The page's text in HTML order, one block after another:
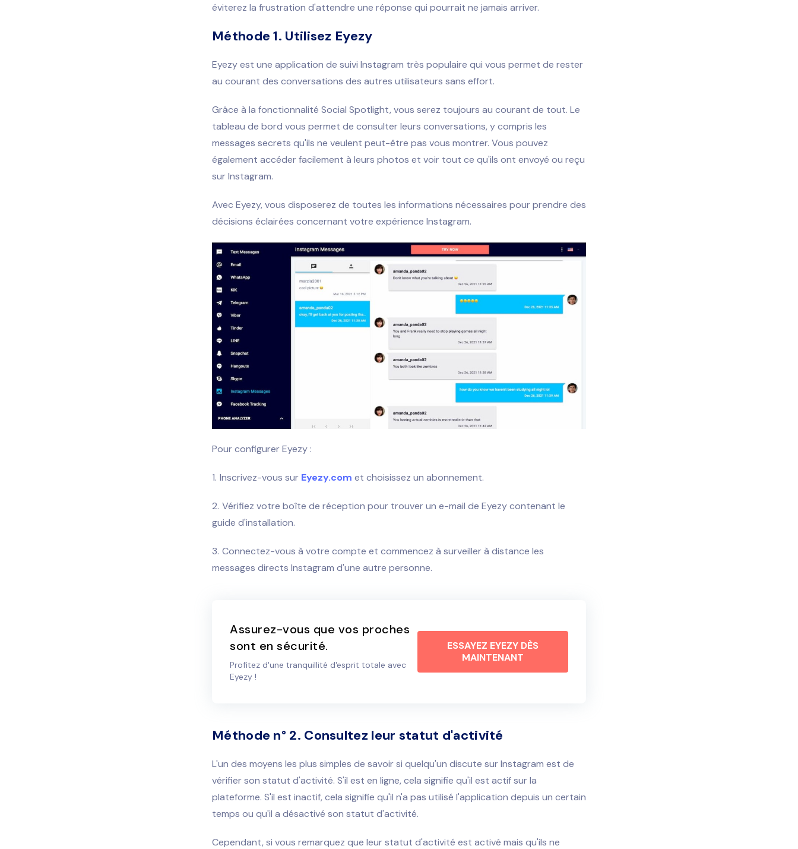
éviterez la frustration d'attendre une réponse qui pourrait ne jamais arriver.
Méthode 1. Utilisez Eyezy
Eyezy est une application de suivi Instagram très populaire qui vous permet de rester
au courant des conversations des autres utilisateurs sans effort.
Grâce à la fonctionnalité Social Spotlight, vous serez toujours au courant de tout. Le
tableau de bord vous permet de consulter leurs conversations, y compris les
messages secrets qu'ils ne veulent peut-être pas vous montrer. Vous pouvez
également accéder facilement à leurs photos et voir tout ce qu'ils ont envoyé ou reçu
sur Instagram.
Avec Eyezy, vous disposerez de toutes les informations nécessaires pour prendre des
décisions éclairées concernant votre expérience Instagram.
Pour configurer Eyezy :
Inscrivez-vous sur Eyezy.com et choisissez un abonnement.
Vérifiez votre boîte de réception pour trouver un e-mail de Eyezy contenant le
guide d'installation.
Connectez-vous à votre compte et commencez à surveiller à distance les
messages directs Instagram d'une autre personne.
Assurez-vous que vos proches
sont en sécurité.
Profitez d'une tranquillité d'esprit totale avec
Eyezy !
ESSAYEZ EYEZY DÈS
MAINTENANT
Méthode n° 2. Consultez leur statut d'activité
L'un des moyens les plus simples de savoir si quelqu'un discute sur Instagram est de
vérifier son statut d'activité. S'il est en ligne, cela signifie qu'il est actif sur la
plateforme. S'il est inactif, cela signifie qu'il n'a pas utilisé l'application depuis un certain
temps ou qu'il a désactivé son statut d'activité.
Cependant, si vous remarquez que leur statut d'activité est activé mais qu'ils ne